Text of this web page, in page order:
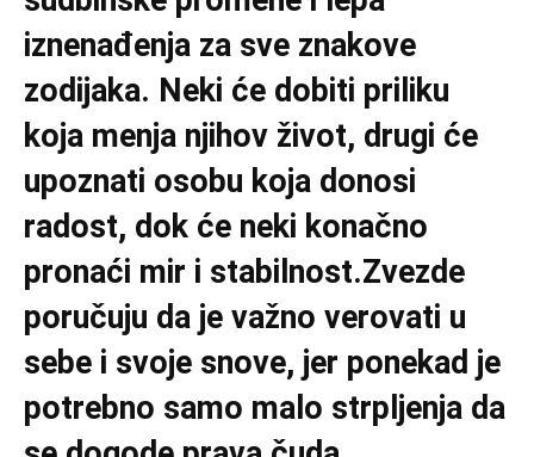
iznenađenja za sve znakove
zodijaka. Neki će dobiti priliku
koja menja njihov život, drugi će
upoznati osobu koja donosi
radost, dok će neki konačno
pronaći mir i stabilnost.Zvezde
poručuju da je važno verovati u
sebe i svoje snove, jer ponekad je
potrebno samo malo strpljenja da